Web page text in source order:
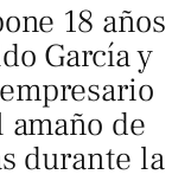
18 años
García y
de
durante la